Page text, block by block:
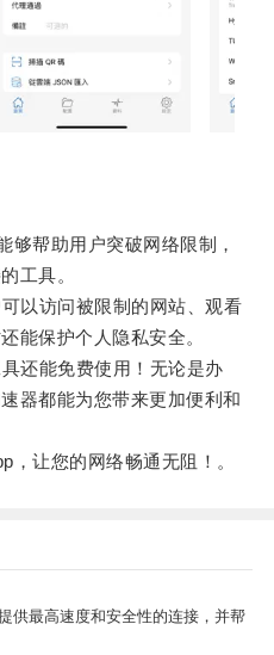
帮助用户突破网络限制，
工具。
访问被限制的网站、观看
能保护个人隐私安全。
能免费使用！无论是办
器都能为您带来更加便利和
让您的网络畅通无阻！。
供最高速度和安全性的连接，并帮